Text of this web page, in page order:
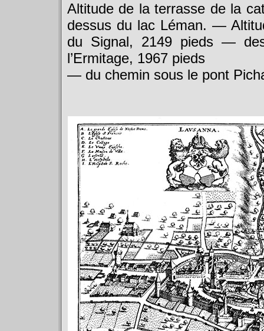
Altitude de la terrasse de la
dessus du lac Léman. —
du Signal, 2149 pieds —
l’Ermitage, 1967 pieds
— du chemin sous le pont